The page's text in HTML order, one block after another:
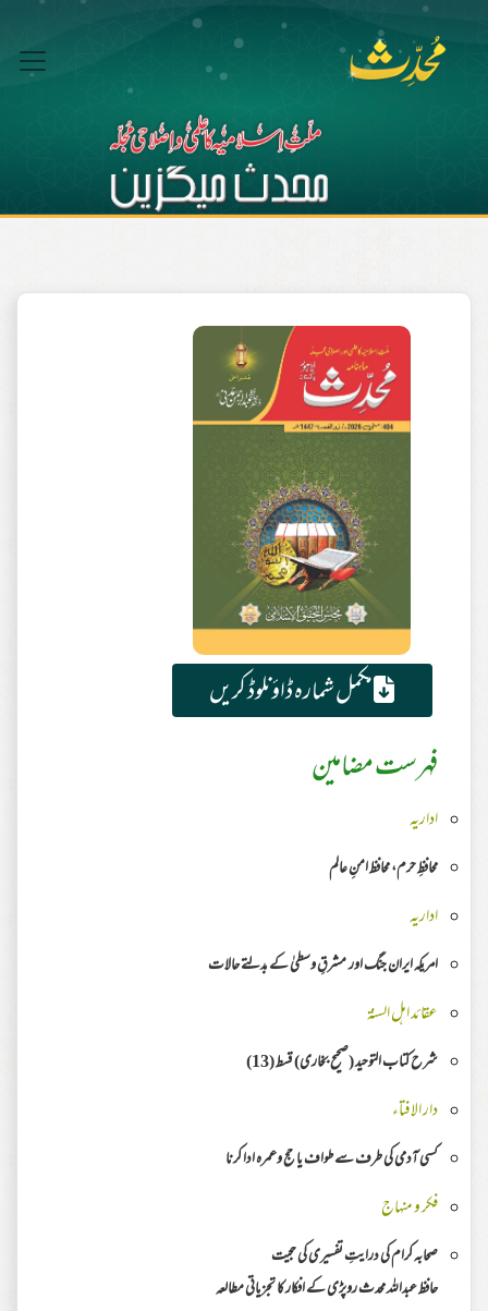
مکمل شمارہ ڈاؤنلوڈ کریں
فہرست مضامین
اداریہ
محافظِ حرم، محافظ امنِ عالم
اداریہ
امریکہ ایران جنگ اور مشرقِ وسطیٰ کے بدلتے حالات
عقائد اہل السنۃ
شرح كتاب التوحيد (صحيح بخاری) قسط (13)
دار الافتاء
کسی آدمی کی طرف سے طواف یا حج وعمرہ ادا کرنا
فکر و منہاج
صحابہ کرام کی درایتِ تفسیری کی حجیت
حافظ عبداللہ محدث روپڑی کے افکار کا تجزیاتی مطالعہ